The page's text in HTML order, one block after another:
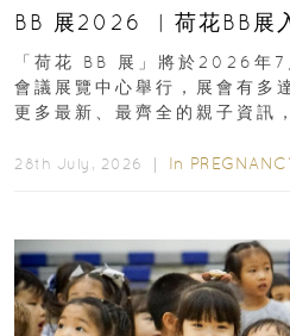
BB 展2026 ︳荷花BB展
「荷花 BB 展」將於2026年
會議展覽中心舉行，展會有多
更多最新、最齊全的親子資訊
28th July, 2026 ｜ In